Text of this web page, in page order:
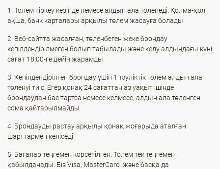
1. Төлем тіркеу кезінде немесе алдын ала төленеді. Қолма-қол
ақша, банк карталары арқылы төлем жасауға болады.
2. Веб-сайтта жасалған, төленбеген жеке брондау
кепілдендірілмеген болып табылады және келу алдындағы күні
сағат 18:00-ге дейін жарамды.
3. Кепілдендірілген брондау үшін 1 тәуліктік төлем алдын ала
төленуі тиіс. Егер қонақ 24 сағаттан аз уақыт ішінде
брондаудан бас тартса немесе келмесе, алдын ала төленген
сома қайтарылмайды.
4. Брондауды растау арқылы қонақ жоғарыда аталған
шарттармен келіседі.
5. Бағалар теңгемен көрсетілген. Төлем тек теңгемен
қабылданады. Біз Visa, MasterCard және басқа да